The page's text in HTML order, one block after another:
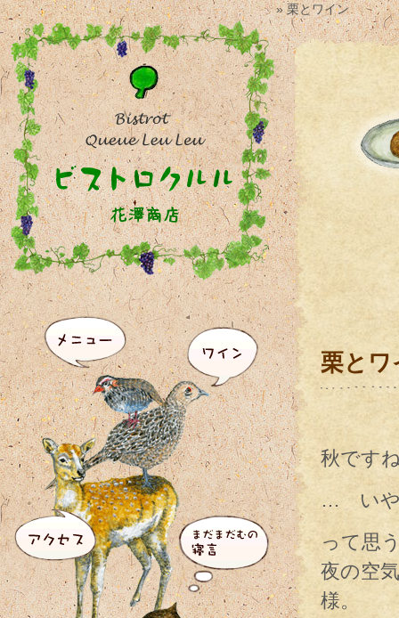
» 栗とワイン
栗とワ
秋です
… いや
って思
夜の空
様。